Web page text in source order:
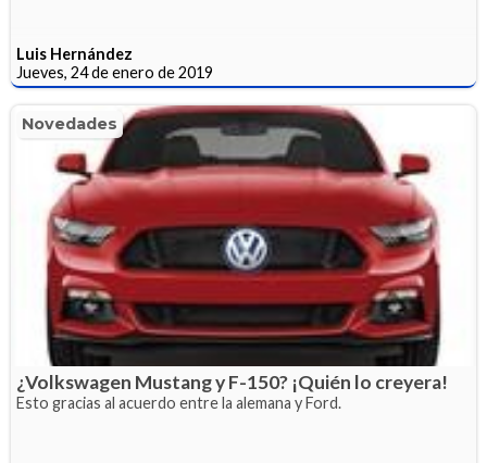
Luis Hernández
Jueves, 24 de enero de 2019
Novedades
¿Volkswagen Mustang y F-150? ¡Quién lo creyera!
Esto gracias al acuerdo entre la alemana y Ford.